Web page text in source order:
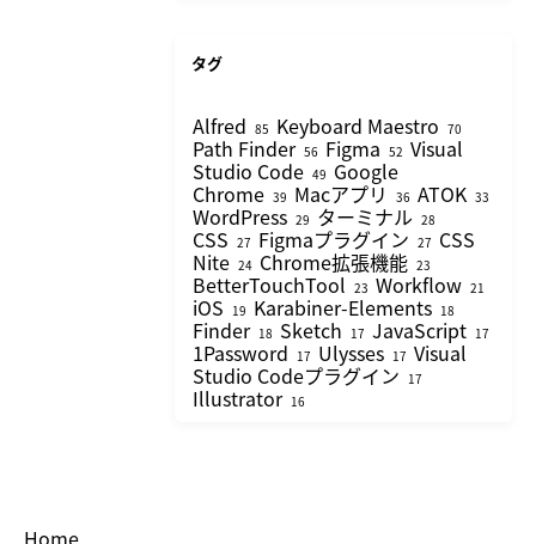
タグ
Alfred 85 Keyboard Maestro 70
Path Finder 56 Figma 52 Visual
Studio Code 49 Google
Chrome 39 Macアプリ 36 ATOK 33
WordPress 29 ターミナル 28
CSS 27 Figmaプラグイン 27 CSS
Nite 24 Chrome拡張機能 23
BetterTouchTool 23 Workflow 21
iOS 19 Karabiner-Elements 18
Finder 18 Sketch 17 JavaScript 17
1Password 17 Ulysses 17 Visual
Studio Codeプラグイン 17
Illustrator 16
Home